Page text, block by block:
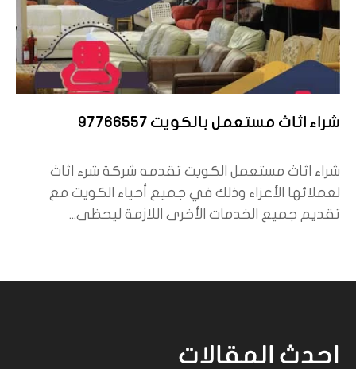
شراء اثاث مستعمل بالكويت 97766557
شراء اثاث مستعمل الكويت تقدمه شركة شرء اثاث
لعملائها الأعزاء وذلك في جميع أحياء الكويت مع
تقديم جميع الخدمات الأخرى اللازمة ليحظى...
احدث المقالات